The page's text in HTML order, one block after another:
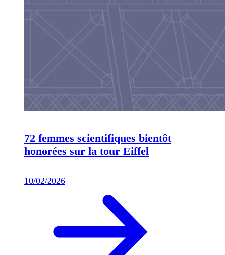
72 femmes scientifiques bientôt
honorées sur la tour Eiffel
10/02/2026